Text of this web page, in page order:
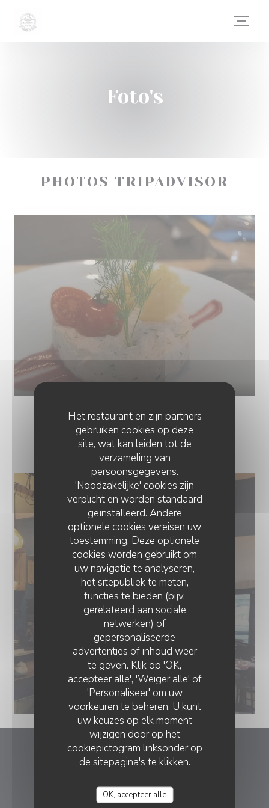
Het restaurant en zijn partners
gebruiken cookies op deze
site, wat kan leiden tot de
verzameling van
persoonsgegevens.
'Noodzakelijke' cookies zijn
verplicht en worden standaard
geïnstalleerd. Andere
optionele cookies vereisen uw
toestemming. Deze optionele
cookies worden gebruikt om
uw navigatie te analyseren,
het sitepubliek te meten,
functies te bieden (bijv.
gerelateerd aan sociale
netwerken) of
gepersonaliseerde
advertenties of inhoud weer
te geven. Klik op 'OK,
accepteer alle', 'Weiger alle' of
'Personaliseer' om uw
voorkeuren te beheren. U kunt
uw keuzes op elk moment
wijzigen door op het
cookiepictogram linksonder op
de sitepagina's te klikken.
OK, accepteer alle
Foto's
PHOTOS TRIPADVISOR
PHOTOS
Le romain d'etretat
1 rue Georges Bureau 76790 Etretat